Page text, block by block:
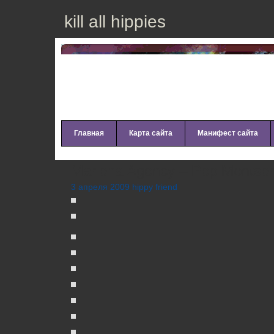
kill all hippies
Главная Карта сайта Манифест сайта
3 апреля 2009 hippy friend